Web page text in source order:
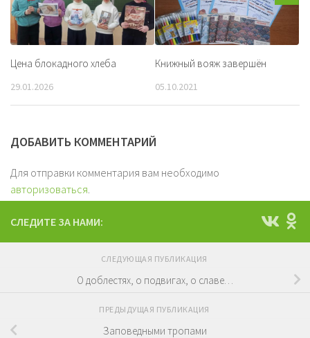
Цена блокадного хлеба
29.01.2026
Книжный вояж завершён
05.10.2021
ДОБАВИТЬ КОММЕНТАРИЙ
Для отправки комментария вам необходимо
авторизоваться.
СЛЕДИТЕ ЗА НАМИ:
СЛЕДУЮЩАЯ ПУБЛИКАЦИЯ
О доблестях, о подвигах, о славе…
ПРЕДЫДУЩАЯ ПУБЛИКАЦИЯ
Заповедными тропами